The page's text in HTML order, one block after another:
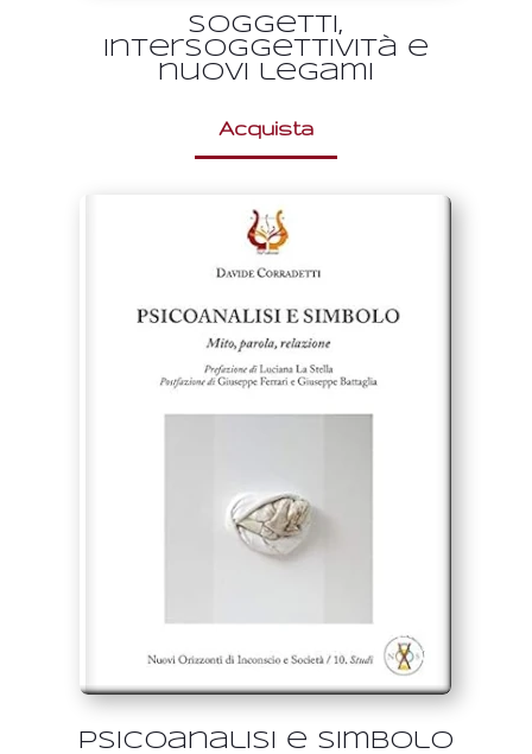
Soggetti,
intersoggettività e
nuovi legami
Acquista
Psicoanalisi e simbolo